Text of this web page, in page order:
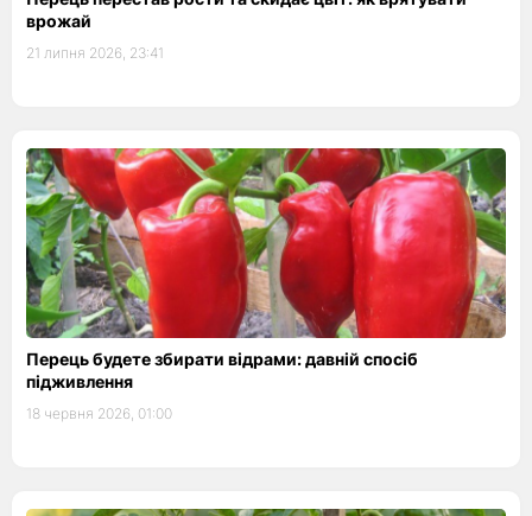
врожай
21 липня 2026, 23:41
Перець будете збирати відрами: давній спосіб
підживлення
18 червня 2026, 01:00